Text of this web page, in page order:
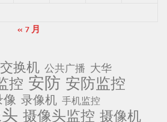
« 7 月
交换机 公共广播 大华
控 安防 安防监控
像 录像机 手机监控
摄像头监控 摄像机